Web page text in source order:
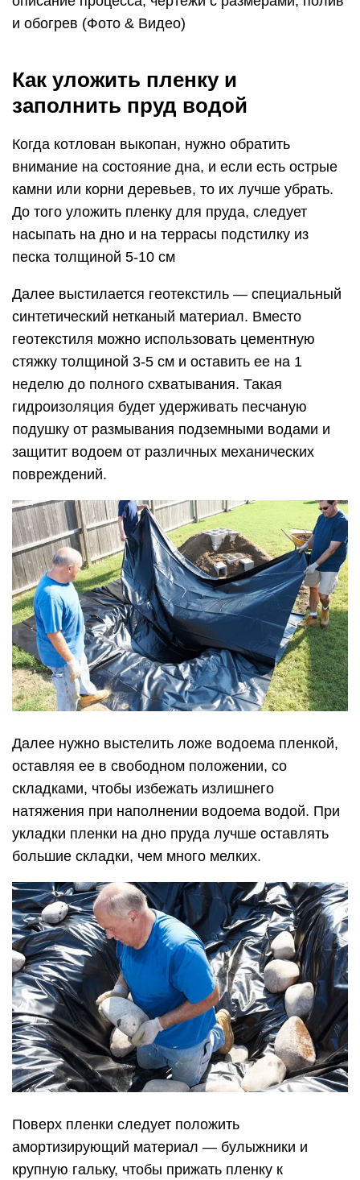
и обогрев (Фото & Видео)
Как уложить пленку и
заполнить пруд водой
Когда котлован выкопан, нужно обратить
внимание на состояние дна, и если есть острые
камни или корни деревьев, то их лучше убрать.
До того уложить пленку для пруда, следует
насыпать на дно и на террасы подстилку из
песка толщиной 5-10 см
Далее выстилается геотекстиль — специальный
синтетический нетканый материал. Вместо
геотекстиля можно использовать цементную
стяжку толщиной 3-5 см и оставить ее на 1
неделю до полного схватывания. Такая
гидроизоляция будет удерживать песчаную
подушку от размывания подземными водами и
защитит водоем от различных механических
повреждений.
Далее нужно выстелить ложе водоема пленкой,
оставляя ее в свободном положении, со
складками, чтобы избежать излишнего
натяжения при наполнении водоема водой. При
укладки пленки на дно пруда лучше оставлять
большие складки, чем много мелких.
Поверх пленки следует положить
амортизирующий материал — булыжники и
крупную гальку, чтобы прижать пленку к